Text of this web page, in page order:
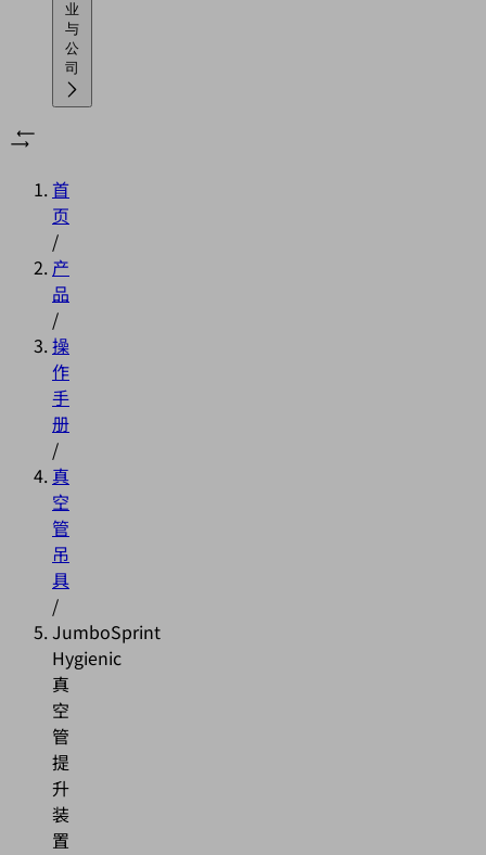
业
与
公
首
页
/
产
品
/
操
作
手
册
/
真
空
管
吊
具
/
JumboSprint
Hygienic
真
空
管
提
升
装
置